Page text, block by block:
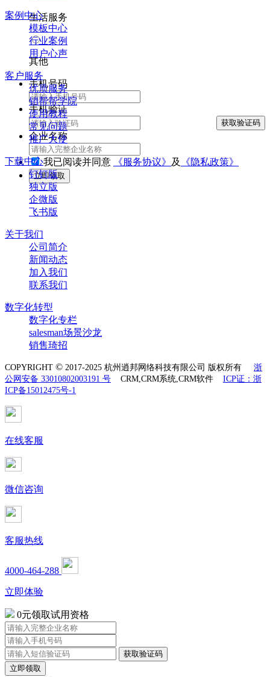
生活服务
其他
手机号码
手机验证
企业名称
我已阅读并同意 《服务协议》 及 《隐私政策》
立即领取
案例中心
模板中心
行业案例
用户心声
客户服务
优质服务
销帮帮学院
使用教程
常见问题
推广大使
下载中心
钉钉版
独立版
企微版
飞书版
关于我们
公司简介
新闻动态
加入我们
联系我们
数字化转型
数字化专栏
salesman场景沙龙
销售琦招
COPYRIGHT © 2017-2025 杭州逍邦网络科技有限公司 版权所有 浙
公网安备 33010802003191 号 CRM,CRM系统,CRM软件 ICP证：浙
ICP备15012475号-1
在线客服
微信咨询
客服热线
4000-464-288
立即体验
0元领取试用资格
立即领取